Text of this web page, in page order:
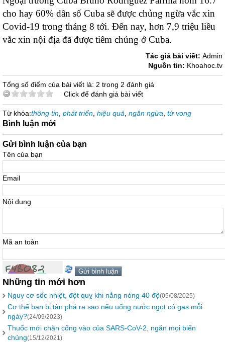
cho hay 60% dân số Cuba sẽ được chủng ngừa vắc xin
Covid-19 trong tháng 8 tới. Đến nay, hơn 7,9 triệu liều
vắc xin nội địa đã được tiêm chủng ở Cuba.
Tác giả bài viết: Admin
Nguồn tin: Khoahoc.tv
Tổng số điểm của bài viết là: 2 trong 2 đánh giá
Click để đánh giá bài viết
Từ khóa:thông tin phát triển hiệu quả ngăn ngừa tử vong
Bình luận mới
Gửi bình luận của bạn
Tên của bạn
Email
Nội dung
Mã an toàn
Những tin mới hơn
Nguy cơ sốc nhiệt, đột quỵ khi nắng nóng 40 độ(05/08/2025)
Cơ thể bạn bị tàn phá ra sao nếu uống nước ngọt có gas mỗi
ngày?(24/09/2023)
Thuốc mới chặn cổng vào của SARS-CoV-2, ngăn mọi biến
chủng(15/12/2021)